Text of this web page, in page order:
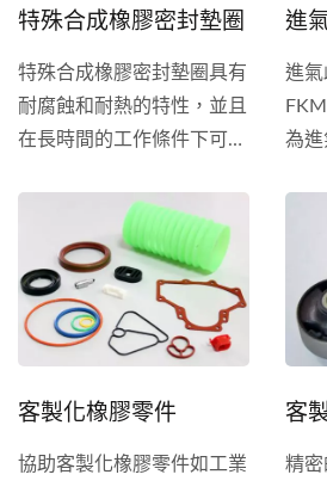
特殊合成橡膠密封墊圈
特殊合成橡膠密封墊圈具有
耐腐蝕和耐熱的特性，並且
在長時間的工作條件下可以
的金屬表面物件上也可以使
用，能夠鎖緊防止液體洩漏
和灰塵的進入，密封部為唇
型構造，密封性能優異。當
完成下定之後，從密封的模
毛邊處理可一起加工。
進
進氣
FKM 材質
為進
客製化橡膠零件
協助客製化橡膠零件如工業
客
精密